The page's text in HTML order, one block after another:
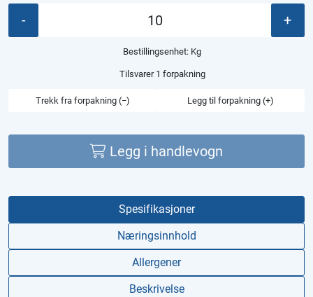
- +
Bestillingsenhet: Kg
Tilsvarer 1 forpakning
Trekk fra forpakning (−) Legg til forpakning (+)
Legg i handlevogn
Spesifikasjoner
Næringsinnhold
Allergener
Beskrivelse